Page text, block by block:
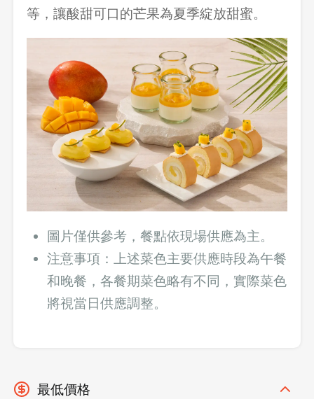
等，讓酸甜可口的芒果為夏季綻放甜蜜。
圖片僅供參考，餐點依現場供應為主。
注意事項：上述菜色主要供應時段為午餐
和晚餐，各餐期菜色略有不同，實際菜色
將視當日供應調整。
最低價格